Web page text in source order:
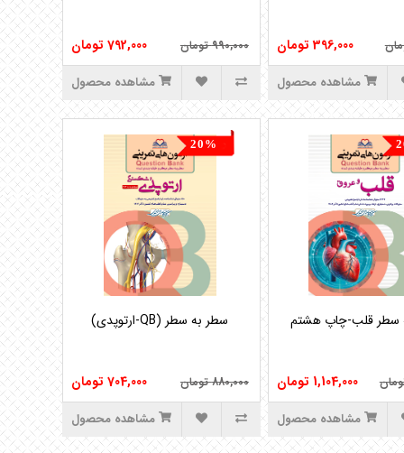
396,000 تومان
مشاهده محصول
990,000 تومان 792,000 تومان
مشاهده محصول
1,104,000 تومان
مشاهده محصول
20%
880,000 تومان 704,000 تومان
مشاهده محصول
aparat